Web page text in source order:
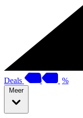
Deals %
Meer